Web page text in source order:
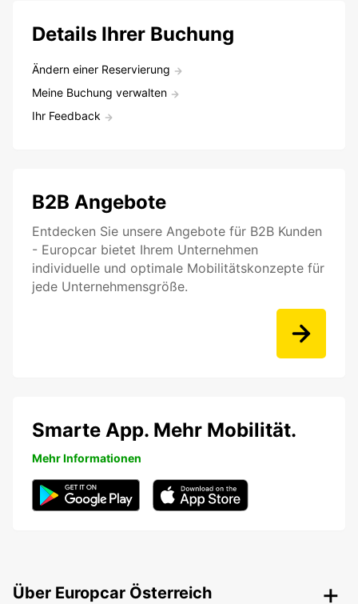
Details Ihrer Buchung
Ändern einer Reservierung
Meine Buchung verwalten
Ihr Feedback
B2B Angebote
Entdecken Sie unsere Angebote für B2B Kunden
- Europcar bietet Ihrem Unternehmen
individuelle und optimale Mobilitätskonzepte für
jede Unternehmensgröße.
Smarte App. Mehr Mobilität.
Mehr Informationen
Über Europcar Österreich